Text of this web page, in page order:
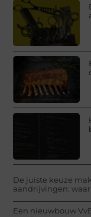
De juiste keuze
aandrijvingen:
Een nieuwbouw